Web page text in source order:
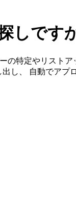
しです
の特定やリスト
し、 自動でアプ